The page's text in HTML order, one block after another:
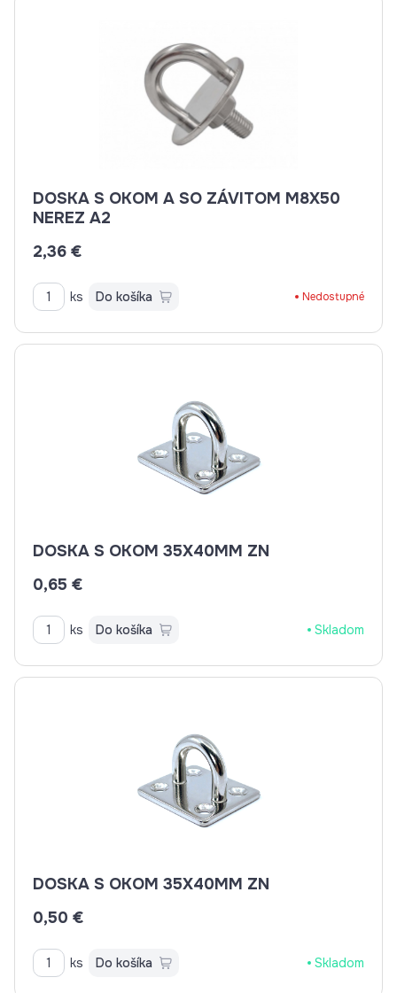
DOSKA S OKOM A SO ZÁVITOM M8X50
NEREZ A2
2,36 €
ks Do košíka Nedostupné
DOSKA S OKOM 35X40MM ZN
0,65 €
ks Do košíka Skladom
DOSKA S OKOM 35X40MM ZN
0,50 €
ks Do košíka Skladom